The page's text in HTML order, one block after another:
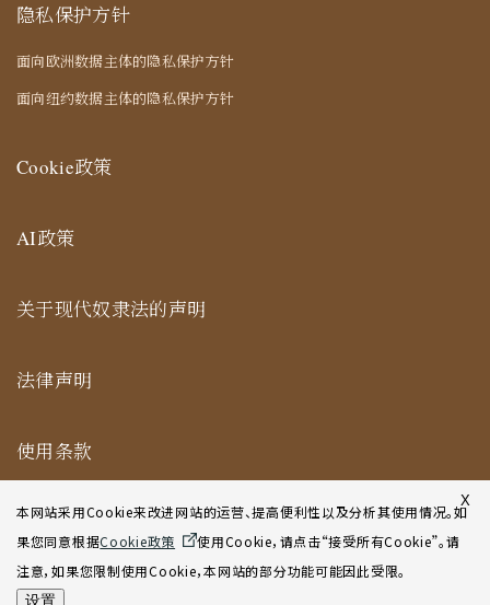
隐私保护方针
面向欧洲数据主体的隐私保护方针
面向纽约数据主体的隐私保护方针
Cookie政策
AI政策
关于现代奴隶法的声明
法律声明
使用条款
网站地图
X
本网站采用Cookie来改进网站的运营、提高便利性以及分析其使用情况。如
果您同意根据Cookie政策
使用Cookie，请点击“接受所有Cookie”。请
注意，如果您限制使用Cookie，本网站的部分功能可能因此受限。
设置